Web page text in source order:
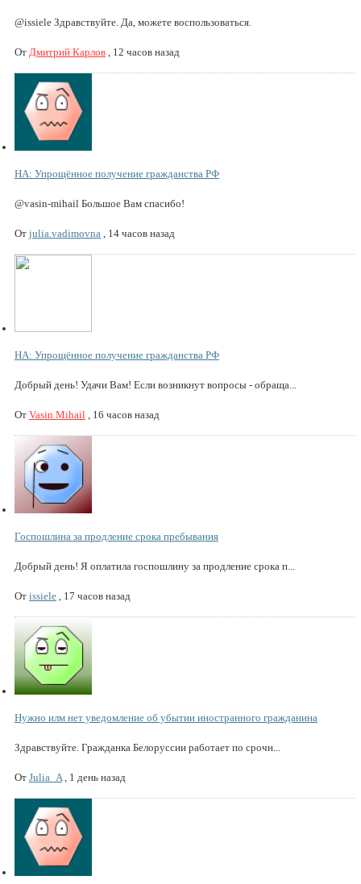
@issiele Здравствуйте. Да, можете воспользоваться.
От Дмитрий Карлов 12 часов назад
НА: Упрощённое получение гражданства РФ
@vasin-mihail Большое Вам спасибо!
От julia.vadimovna 14 часов назад
НА: Упрощённое получение гражданства РФ
Добрый день! Удачи Вам! Если возникнут вопросы - обраща...
От Vasin Mihail 16 часов назад
Госпошлина за продление срока пребывания
Добрый день! Я оплатила госпошлину за продление срока п...
От issiele 17 часов назад
Нужно илм нет уведомление об убытии иностранного гражданина
Здравствуйте. Гражданка Белоруссии работает по срочн...
От Julia_A 1 день назад